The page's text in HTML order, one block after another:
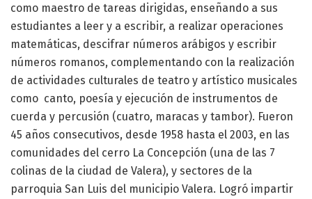
como maestro de tareas dirigidas, enseñando a sus
estudiantes a leer y a escribir, a realizar operaciones
matemáticas, descifrar números arábigos y escribir
números romanos, complementando con la realización
de actividades culturales de teatro y artístico musicales
como canto, poesía y ejecución de instrumentos de
cuerda y percusión (cuatro, maracas y tambor). Fueron
45 años consecutivos, desde 1958 hasta el 2003, en las
comunidades del cerro La Concepción (una de las 7
colinas de la ciudad de Valera), y sectores de la
parroquia San Luis del municipio Valera. Logró impartir